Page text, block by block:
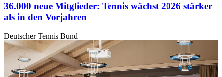
36.000 neue Mitglieder: Tennis wächst 2026 stärker
als in den Vorjahren
Deutscher Tennis Bund